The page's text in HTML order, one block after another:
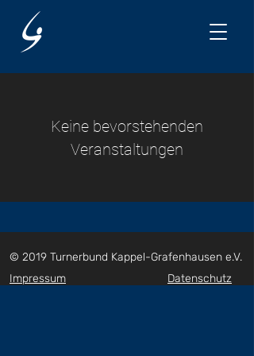
Keine bevorstehenden
Veranstaltungen
© 2019 Turnerbund Kappel-Grafenhausen e.V.
Impressum
Datenschutz